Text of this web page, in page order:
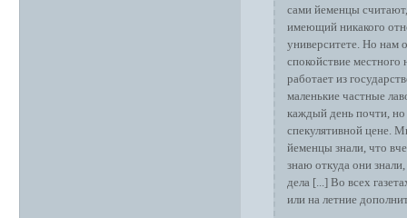
сами йеменцы
имеющий никакого
университете. Но нам
спокойствие местного
работает из
маленькие частные
каждый день почти, но
спекулятивной цене.
йеменцы знали, что
знаю откуда они
дела [...] Во всех
или на летние